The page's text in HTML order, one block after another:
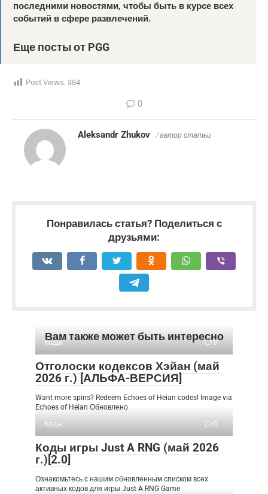
последними новостями, чтобы быть в курсе всех
событий в сфере развлечений.
Еще посты от PGG
Post Views: 384
0
Aleksandr Zhukov / автор статьи
Понравилась статья? Поделиться с
друзьями:
Вам также может быть интересно
Коды 0
Отголоски кодексов Хэйан (май
2026 г.) [АЛЬФА-ВЕРСИЯ]
Want more spins? Redeem Echoes of Heian codes! Image via
Echoes of Heian Обновлено
Коды
0
Коды игры Just A RNG (май 2026
г.)[2.0]
Ознакомьтесь с нашим обновленным списком всех
активных кодов для игры Just A RNG Game